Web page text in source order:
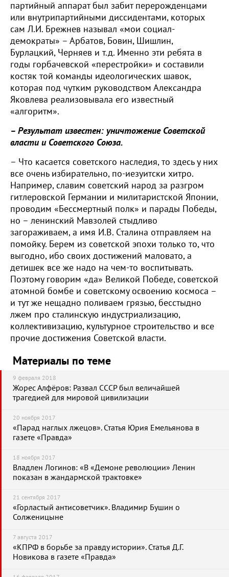
партийный аппарат был забит перерожденцами
или внутрипартийными диссидентами, которых
сам Л.И. Брежнев называл «мои социал-
демократы» – Арбатов, Бовин, Шишлин,
Бурлацкий, Черняев и т.д. Именно эти ребята в
годы горбачевской «перестройки» и составили
костяк той команды идеологических шавок,
которая под чутким руководством Александра
Яковлева реализовывала его известный
«алгоритм».
– Результат известен: уничтожение Советской
власти и Советского Союза.
– Что касается советского наследия, то здесь у них
все очень избирательно, по-иезуитски хитро.
Например, славим советский народ за разгром
гитлеровской Германии и милитаристской Японии,
проводим «Бессмертный полк» и парады Победы,
но – ленинский Мавзолей стыдливо
загораживаем, а имя И.В. Сталина отправляем на
помойку. Берем из советской эпохи только то, что
выгодно, ибо своих достижений маловато, а
детишек все же надо на чем-то воспитывать.
Поэтому говорим «да» Великой Победе, советской
атомной бомбе и советскому освоению космоса –
и тут же нещадно поливаем грязью, бесстыдно
лжем про сталинскую индустриализацию,
коллективизацию, культурное строительство и все
прочие достижения Советской власти.
Материалы по теме
9 февраля 2018
Жорес Алфёров: Развал СССР был величайшей
трагедией для мировой цивилизации
20 ноября 2017
«Парад наглых лжецов». Статья Юрия Емельянова в
газете «Правда»
18 ноября 2017
Владлен Логинов: «В «Демоне революции» Ленин
показан в жандармской трактовке»
21 сентября 2017
«Горластый антисоветчик». Владимир Бушин о
Солженицыне
7 августа 2017
«КПРФ в борьбе за правду истории». Статья Д.Г.
Новикова в газете «Правда»